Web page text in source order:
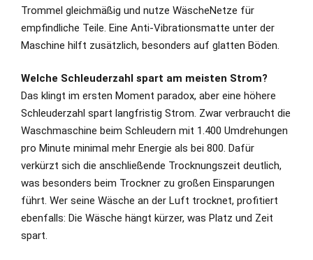
Trommel gleichmäßig und nutze WäscheNetze für
empfindliche Teile. Eine Anti-Vibrationsmatte unter der
Maschine hilft zusätzlich, besonders auf glatten Böden.
Welche Schleuderzahl spart am meisten Strom?
Das klingt im ersten Moment paradox, aber eine höhere
Schleuderzahl spart langfristig Strom. Zwar verbraucht die
Waschmaschine beim Schleudern mit 1.400 Umdrehungen
pro Minute minimal mehr Energie als bei 800. Dafür
verkürzt sich die anschließende Trocknungszeit deutlich,
was besonders beim Trockner zu großen Einsparungen
führt. Wer seine Wäsche an der Luft trocknet, profitiert
ebenfalls: Die Wäsche hängt kürzer, was Platz und Zeit
spart.